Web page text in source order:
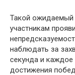
Такой ожидаемый
участникам
наблюдать за
секунда и
достижения